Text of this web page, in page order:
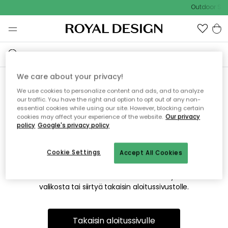
Outdoor
Emme valitettavasti löydä
etsimääsi sivua
Tämä voi johtua siitä, että sivua ei enää ole tai siitä, että se
on siirretty muualle. Pahoittelemme tästä mahdollisesti
valikosta tai siirtyä takaisin aloitussivustolle.
Takaisin aloitussivulle
We care about your privacy!
We use cookies to personalize content and ads, and to analyze
our traffic. You have the right and option to opt out of any non-
essential cookies while using our site. However, blocking certain
cookies may affect your experience of the website. Our privacy
policy Google's privacy policy
Accept All Cookies
Cookie Settings